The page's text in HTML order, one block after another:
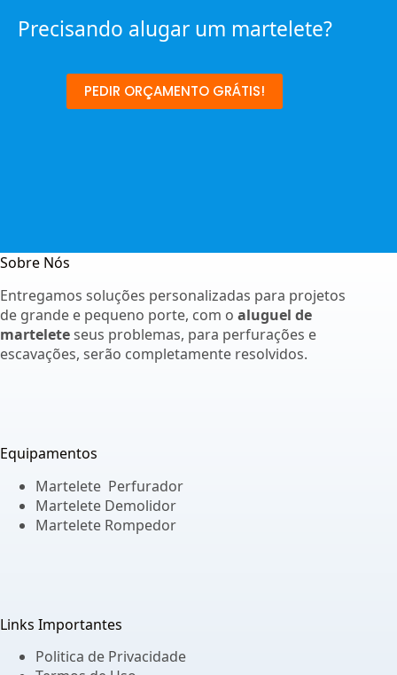
Precisando alugar um martelete?
PEDIR ORÇAMENTO GRÁTIS!
Sobre Nós
Entregamos soluções personalizadas para projetos
de grande e pequeno porte, com o aluguel de
marteleteseus problemas, para perfurações e
escavações, serão completamente resolvidos.
Equipamentos
Martelete Perfurador
Martelete Demolidor
Martelete Rompedor
Links Importantes
Politica de Privacidade